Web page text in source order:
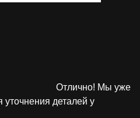
Отлично! Мы уже
деталей у